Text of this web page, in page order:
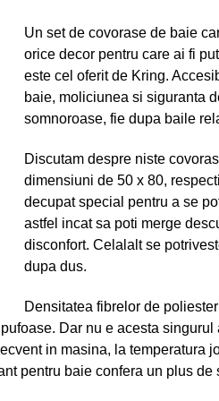
Un set de covorase de baie
orice decor pentru care ai fi
este cel oferit de Kring.
baie, moliciunea si siguranta
somnoroase, fie dupa baile
Discutam despre niste
dimensiuni de 50 x 80,
decupat special pentru a se
astfel incat sa poti merge
disconfort. Celalalt se
dupa dus.
Densitatea fibrelor de
Dar nu e acesta
in masina, la temperatura
pentru baie confera un plus de